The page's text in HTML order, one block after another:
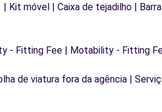
móvel | Caixa de tejadilho |
- Fitting Fee | Motability - Fitting
de viatura fora da agência |